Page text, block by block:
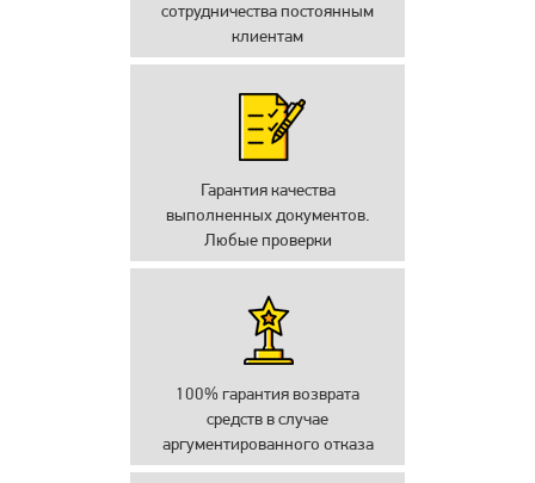
сотрудничества постоянным
клиентам
Гарантия качества
выполненных документов.
Любые проверки
100% гарантия возврата
средств в случае
аргументированного отказа